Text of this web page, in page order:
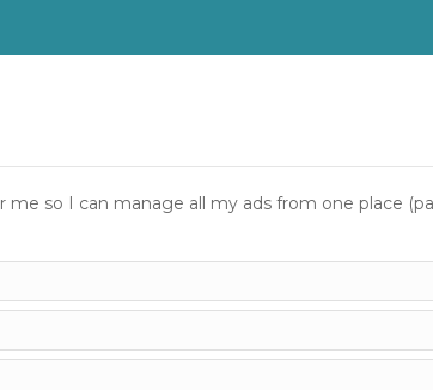
me so I can manage all my ads from one place